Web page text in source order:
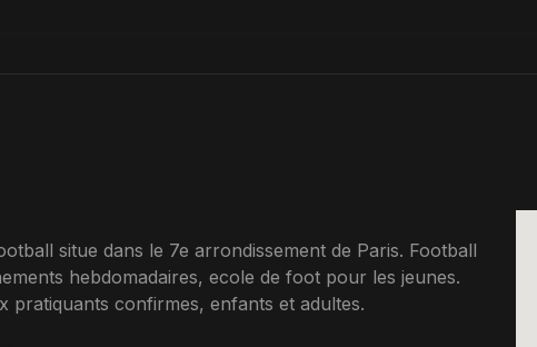
situe dans le 7e arrondissement de Paris. Football
hebdomadaires, ecole de foot pour les jeunes.
pratiquants confirmes, enfants et adultes.